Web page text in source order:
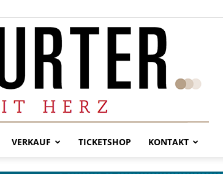
VERKAUF TICKETSHOP KONTAKT